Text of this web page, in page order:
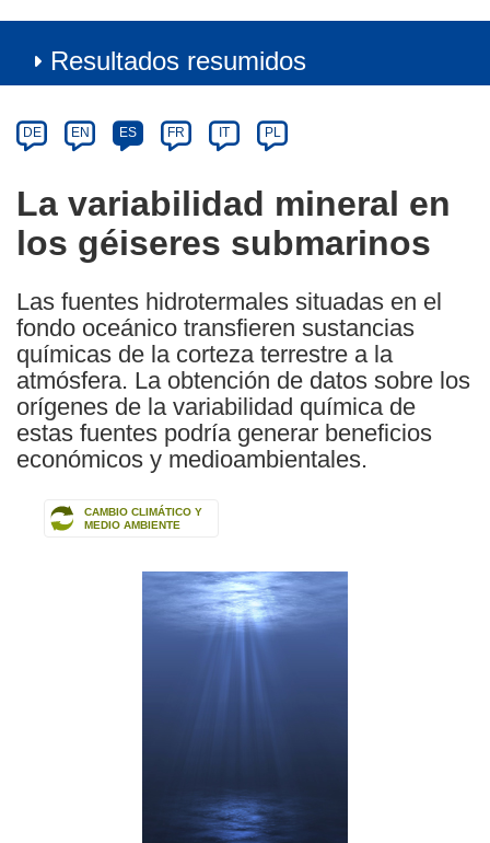
Resultados resumidos
Category
Article
available
the
following
languages:
DE EN ES FR IT PL
La variabilidad mineral en
los géiseres submarinos
Las fuentes hidrotermales situadas en el
fondo oceánico transfieren sustancias
químicas de la corteza terrestre a la
atmósfera. La obtención de datos sobre los
orígenes de la variabilidad química de
estas fuentes podría generar beneficios
económicos y medioambientales.
CAMBIO CLIMÁTICO Y
MEDIO AMBIENTE